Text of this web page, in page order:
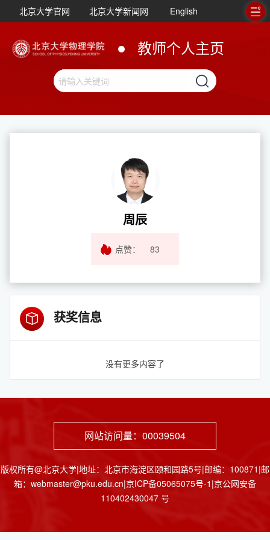
北京大学官网 北京大学新闻网 English
教师个人主页
周辰
点赞： 83
获奖信息
没有更多内容了
网站访问量： 00039504
版权所有@北京大学|地址：北京市海淀区颐和园路5号|邮编：100871|邮
箱：webmaster@pku.edu.cn|京ICP备05065075号-1|京公网安备
110402430047 号